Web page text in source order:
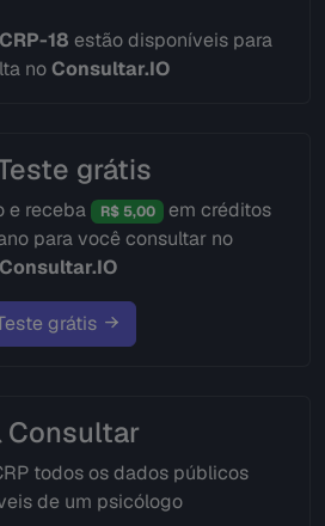
CRP-18 estão disponíveis para
noConsultar.IO
grátis
e receba R$ 5,00
em créditos
para você consultar no
Consultar.IO
grátis
Consultar
todos os dados públicos
de um psicólogo